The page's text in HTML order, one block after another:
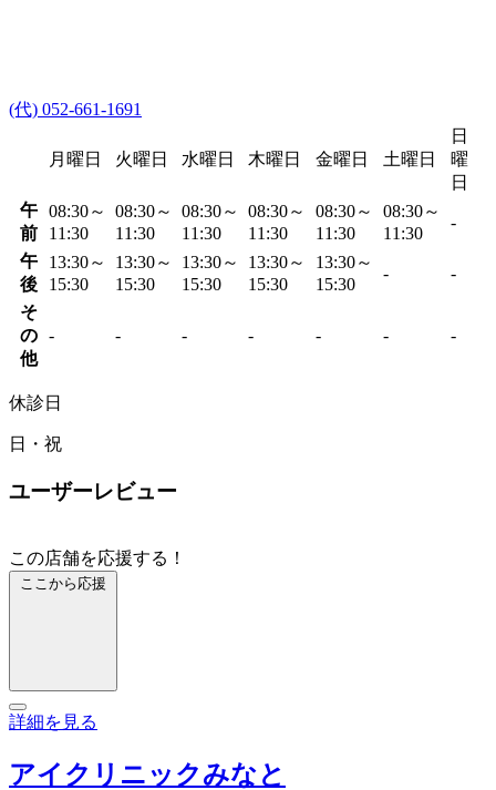
(代) 052-661-1691
月曜日 火曜日 水曜日 木曜日 金曜日 土曜日
日
曜
日
午
前
08:30～
11:30
08:30～
11:30
08:30～
11:30
08:30～
11:30
08:30～
11:30
08:30～
11:30
-
午
後
13:30～
15:30
13:30～
15:30
13:30～
15:30
13:30～
15:30
13:30～
15:30
- -
そ
の
他
- - - - - - -
休診日
日・祝
ユーザーレビュー
この店舗を応援する！
ここから応援
詳細を見る
アイクリニックみなと